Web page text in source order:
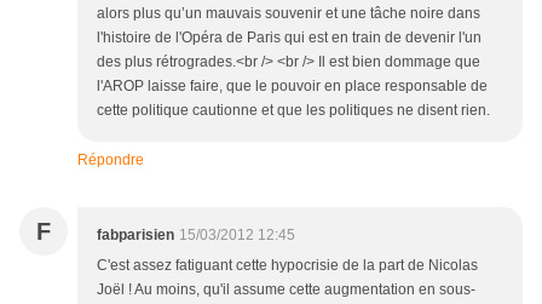
alors plus qu’un mauvais souvenir et une tâche noire dans
l'histoire de l'Opéra de Paris qui est en train de devenir l'un
des plus rétrogrades.<br /> <br /> Il est bien dommage que
l'AROP laisse faire, que le pouvoir en place responsable de
cette politique cautionne et que les politiques ne disent rien.
Répondre
F fabparisien 15/03/2012 12:45
C'est assez fatiguant cette hypocrisie de la part de Nicolas
Joël ! Au moins, qu'il assume cette augmentation en sous-